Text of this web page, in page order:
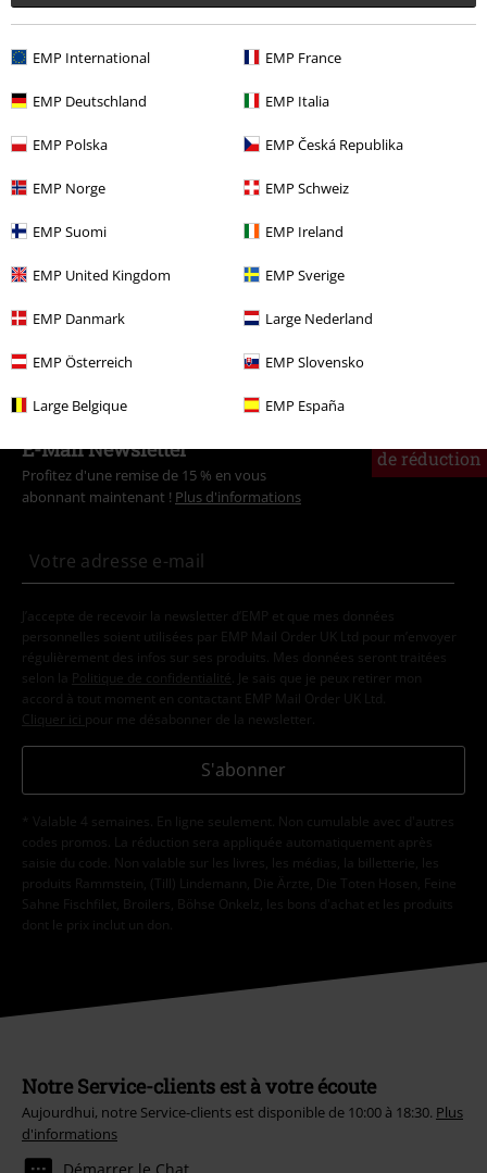
EMP International EMP France
EMP Deutschland EMP Italia
EMP Polska EMP Česká Republika
EMP Norge EMP Schweiz
EMP Suomi EMP Ireland
EMP United Kingdom EMP Sverige
EMP Danmark Large Nederland
EMP Österreich EMP Slovensko
Large Belgique EMP España
Commentaire
Envoyer le commentaire
de réduction
E-Mail Newsletter
Profitez d'une remise de 15 % en vous
abonnant maintenant ! Plus d'informations
J’accepte de recevoir la newsletter d’EMP et que mes données
personnelles soient utilisées par EMP Mail Order UK Ltd pour m’envoyer
régulièrement des infos sur ses produits. Mes données seront traitées
selon la
Politique de confidentialité . Je sais que je peux retirer mon
accord à tout moment en contactant EMP Mail Order UK Ltd.
Cliquer ici pour me désabonner de la newsletter.
S'abonner
* Valable 4 semaines. En ligne seulement. Non cumulable avec d'autres
codes promos. La réduction sera appliquée automatiquement après
saisie du code. Non valable sur les livres, les médias, la billetterie, les
produits Rammstein, (Till) Lindemann, Die Ärzte, Die Toten Hosen, Feine
Sahne Fischfilet, Broilers, Böhse Onkelz, les bons d'achat et les produits
dont le prix inclut un don.
Notre Service-clients est à votre écoute
Aujourdhui, notre Service-clients est disponible de 10:00 à 18:30. Plus
d'informations